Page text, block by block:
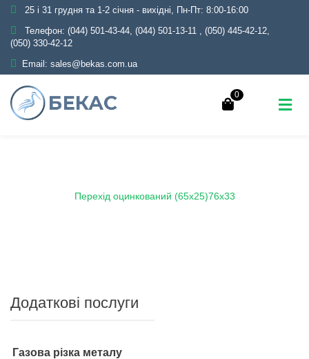
25 і 31 грудня та 1-2 січня - вихідні, Пн-Пт: 8:00-16:00
Телефон: (044) 501-43-44, (044) 501-13-11 , (050) 445-42-12,
(050) 330-42-12
Email: sales@bekas.com.ua
0
Перехід оцинкований (65х25)76х33
Додаткові послуги
Газова різка металу